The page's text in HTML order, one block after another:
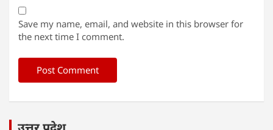
Save my name, email, and website in this browser for
the next time I comment.